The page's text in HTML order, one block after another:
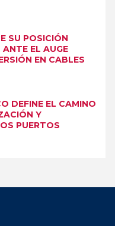
SU POSICIÓN
EL AUGE
EN CABLES
DEFINE EL CAMINO
Y
PUERTOS